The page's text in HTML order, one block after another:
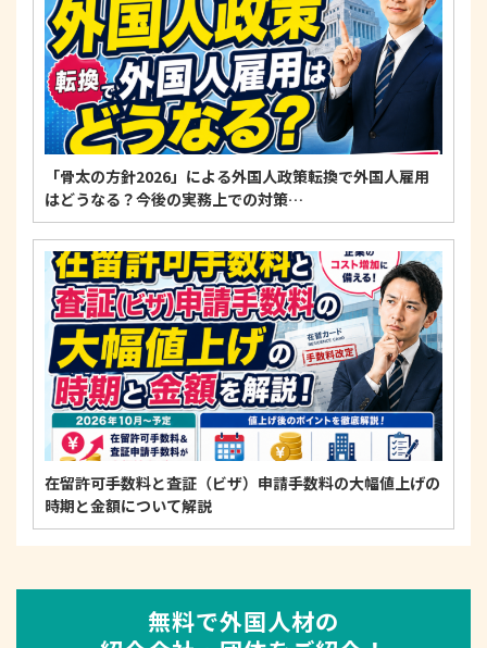
「骨太の方針2026」による外国人政策転換で外国人雇用
はどうなる？今後の実務上での対策…
在留許可手数料と査証（ビザ）申請手数料の大幅値上げの
時期と金額について解説
無料で外国人材の